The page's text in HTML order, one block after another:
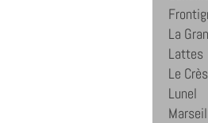
La
Lattes
Le Crès
Lunel